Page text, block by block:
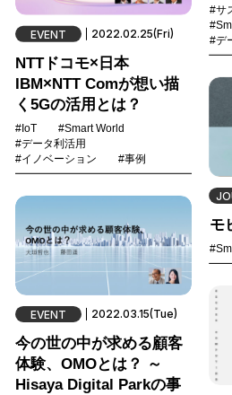
#サ
#デ
EVENT 2022.02.25(Fri)
NTTドコモ×日本
IBM×NTT Comが想い描
く5Gの活用とは？
#IoT
#Smart World
#データ利活用
#イノベーション
#事例
モ
EVENT 2022.03.15(Tue)
今の世の中が求める顧客
体験、OMOとは？ ～
Hisaya Digital Parkの事